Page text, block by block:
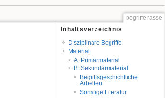
begriffe:rasse
Inhaltsverzeichnis
Disziplinäre Begriffe
Material
A. Primärmaterial
B. Sekundärmaterial
Begriffsgeschichtliche
Arbeiten
Sonstige Literatur